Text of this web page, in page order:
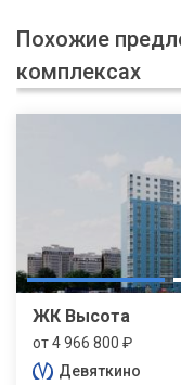
Похожие
комплексах
ЖК Высота
от 4 966 800 ₽
Девяткино